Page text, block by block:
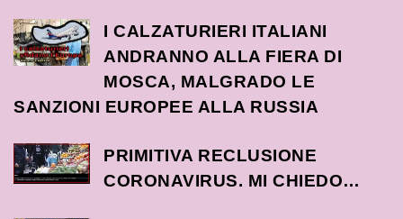
I CALZATURIERI ITALIANI
ANDRANNO ALLA FIERA DI
MOSCA, MALGRADO LE
SANZIONI EUROPEE ALLA RUSSIA
PRIMITIVA RECLUSIONE
CORONAVIRUS. MI CHIEDO…